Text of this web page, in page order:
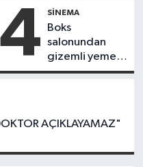
4 SİNEMA
Boks
salonundan
gizemli yemek
masasına....
AÇIKLAYAMAZ"